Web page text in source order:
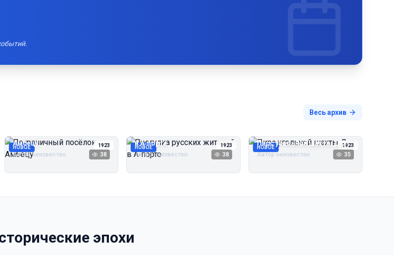
Весь архив
НОВОЕ 1923
Пограничный посёлок
Амбецу
Автор неизвестен 38
НОВОЕ 1923
Прогулка русских жителей
в А‑порте
Автор неизвестен 38
НОВОЕ 1923
Пирс угольной шахты Дуэ
Автор неизвестен 35
эпохи